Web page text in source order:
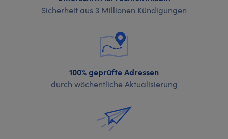
Sicherheit aus 3 Millionen Kündigungen
100% geprüfte Adressen
durch wöchentliche Aktualisierung